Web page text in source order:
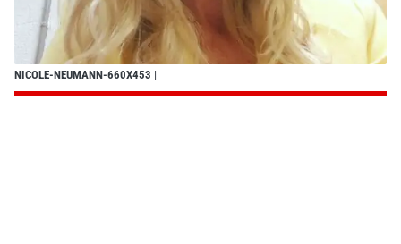
NICOLE-NEUMANN-660X453 |